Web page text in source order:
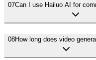
07Can I use Hailuo AI for
08How long does video